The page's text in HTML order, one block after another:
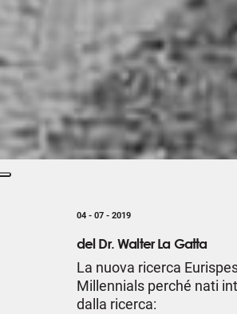
04 - 07 - 2019
del Dr. Walter La Gatta
La nuova ricerca
Millennials perché nati
dalla ricerca: